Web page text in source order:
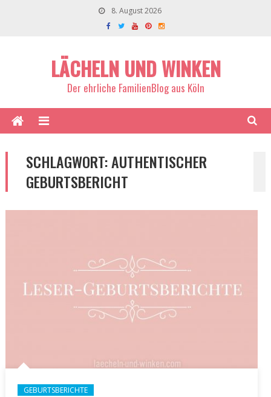
8. August 2026
LÄCHELN UND WINKEN
Der ehrliche FamilienBlog aus Köln
SCHLAGWORT:AUTHENTISCHER
GEBURTSBERICHT
GEBURTSBERICHTE